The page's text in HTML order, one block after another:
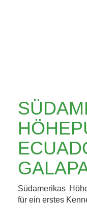
Südamerikas
für ein erstes